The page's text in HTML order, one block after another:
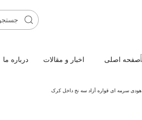
اخبار و مقالات درباره ما
هودی سرمه ای قواره آزاد سه نخ داخل کرک